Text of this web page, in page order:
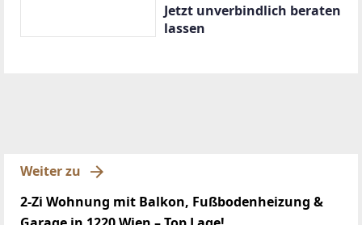
Jetzt unverbindlich beraten
lassen
Weiter zu
2-Zi Wohnung mit Balkon, Fußbodenheizung &